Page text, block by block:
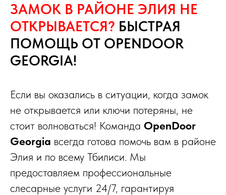
ЗАМОК В РАЙОНЕ ЭЛИЯ НЕ
ОТКРЫВАЕТСЯ? БЫСТРАЯ
ПОМОЩЬ ОТ OPENDOOR
GEORGIA!
Если вы оказались в ситуации, когда замок
не открывается или ключи потеряны, не
стоит волноваться! Команда OpenDoor
Georgia всегда готова помочь вам в районе
Элия и по всему Тбилиси. Мы
предоставляем профессиональные
слесарные услуги 24/7, гарантируя